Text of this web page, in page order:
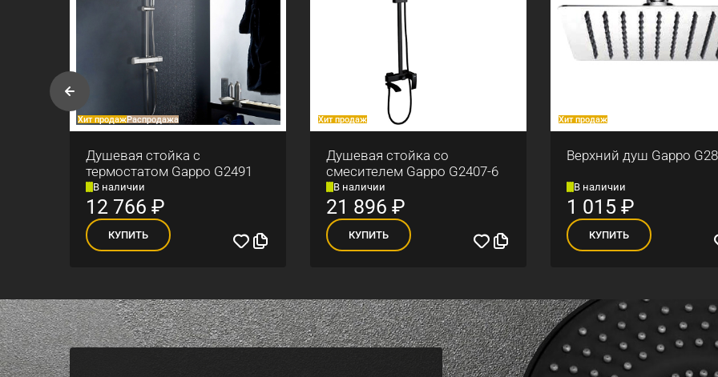
Хит продажРаспродажа
Душевая стойка с
термостатом Gappo G2491
В наличии
12 766 ₽
КУПИТЬ
Хит продаж
Душевая стойка со
смесителем Gappo G2407-6
В наличии
21 896 ₽
КУПИТЬ
Хит продаж
Верхний душ Gappo G28
В наличии
1 015 ₽
КУПИТЬ